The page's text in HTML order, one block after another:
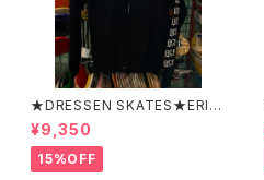
★DRESSEN SKATES★ERIC
DRESSEN BLACK ZIP HOO
D PARKER ドレッセンスケーツ
スケート エリックドレッセン
ブラック フードパーカー フー
¥9,350
15%OFF